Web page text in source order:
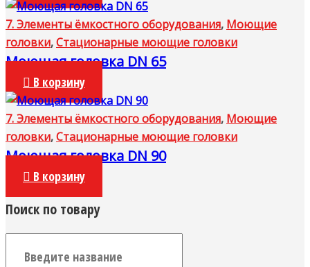
7. Элементы ёмкостного оборудования, Моющие
головки,Стационарные моющие головки
Моющая головка DN 65
В корзину
7. Элементы ёмкостного оборудования, Моющие
головки,Стационарные моющие головки
Моющая головка DN 90
В корзину
Поиск по товару